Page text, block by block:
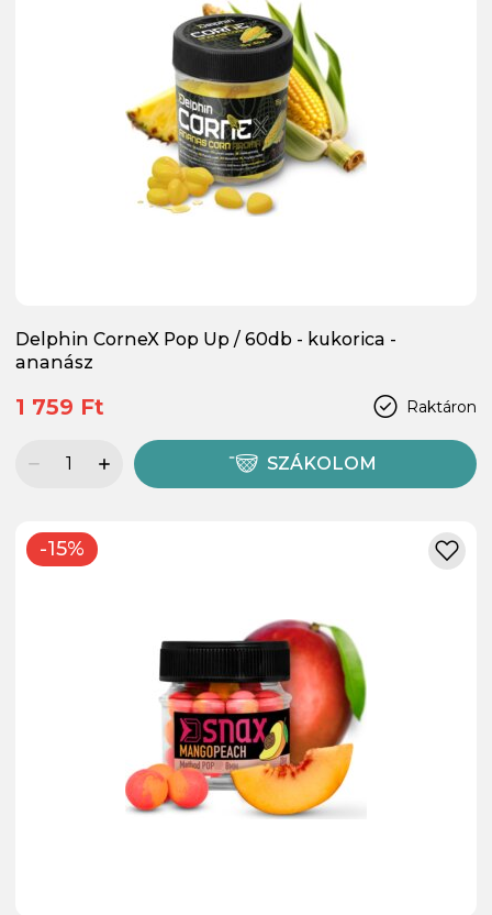
Delphin CorneX Pop Up / 60db - kukorica -
ananász
Raktáron
1 759 Ft
SZÁKOLOM
-15%